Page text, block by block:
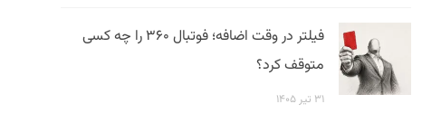
فیلتر در وقت اضافه؛ فوتبال ۳۶۰ را چه کسی
متوقف کرد؟
۳۱ تیر ۱۴۰۵